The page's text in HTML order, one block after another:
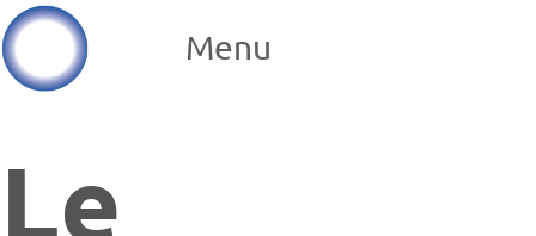
Menu
Le